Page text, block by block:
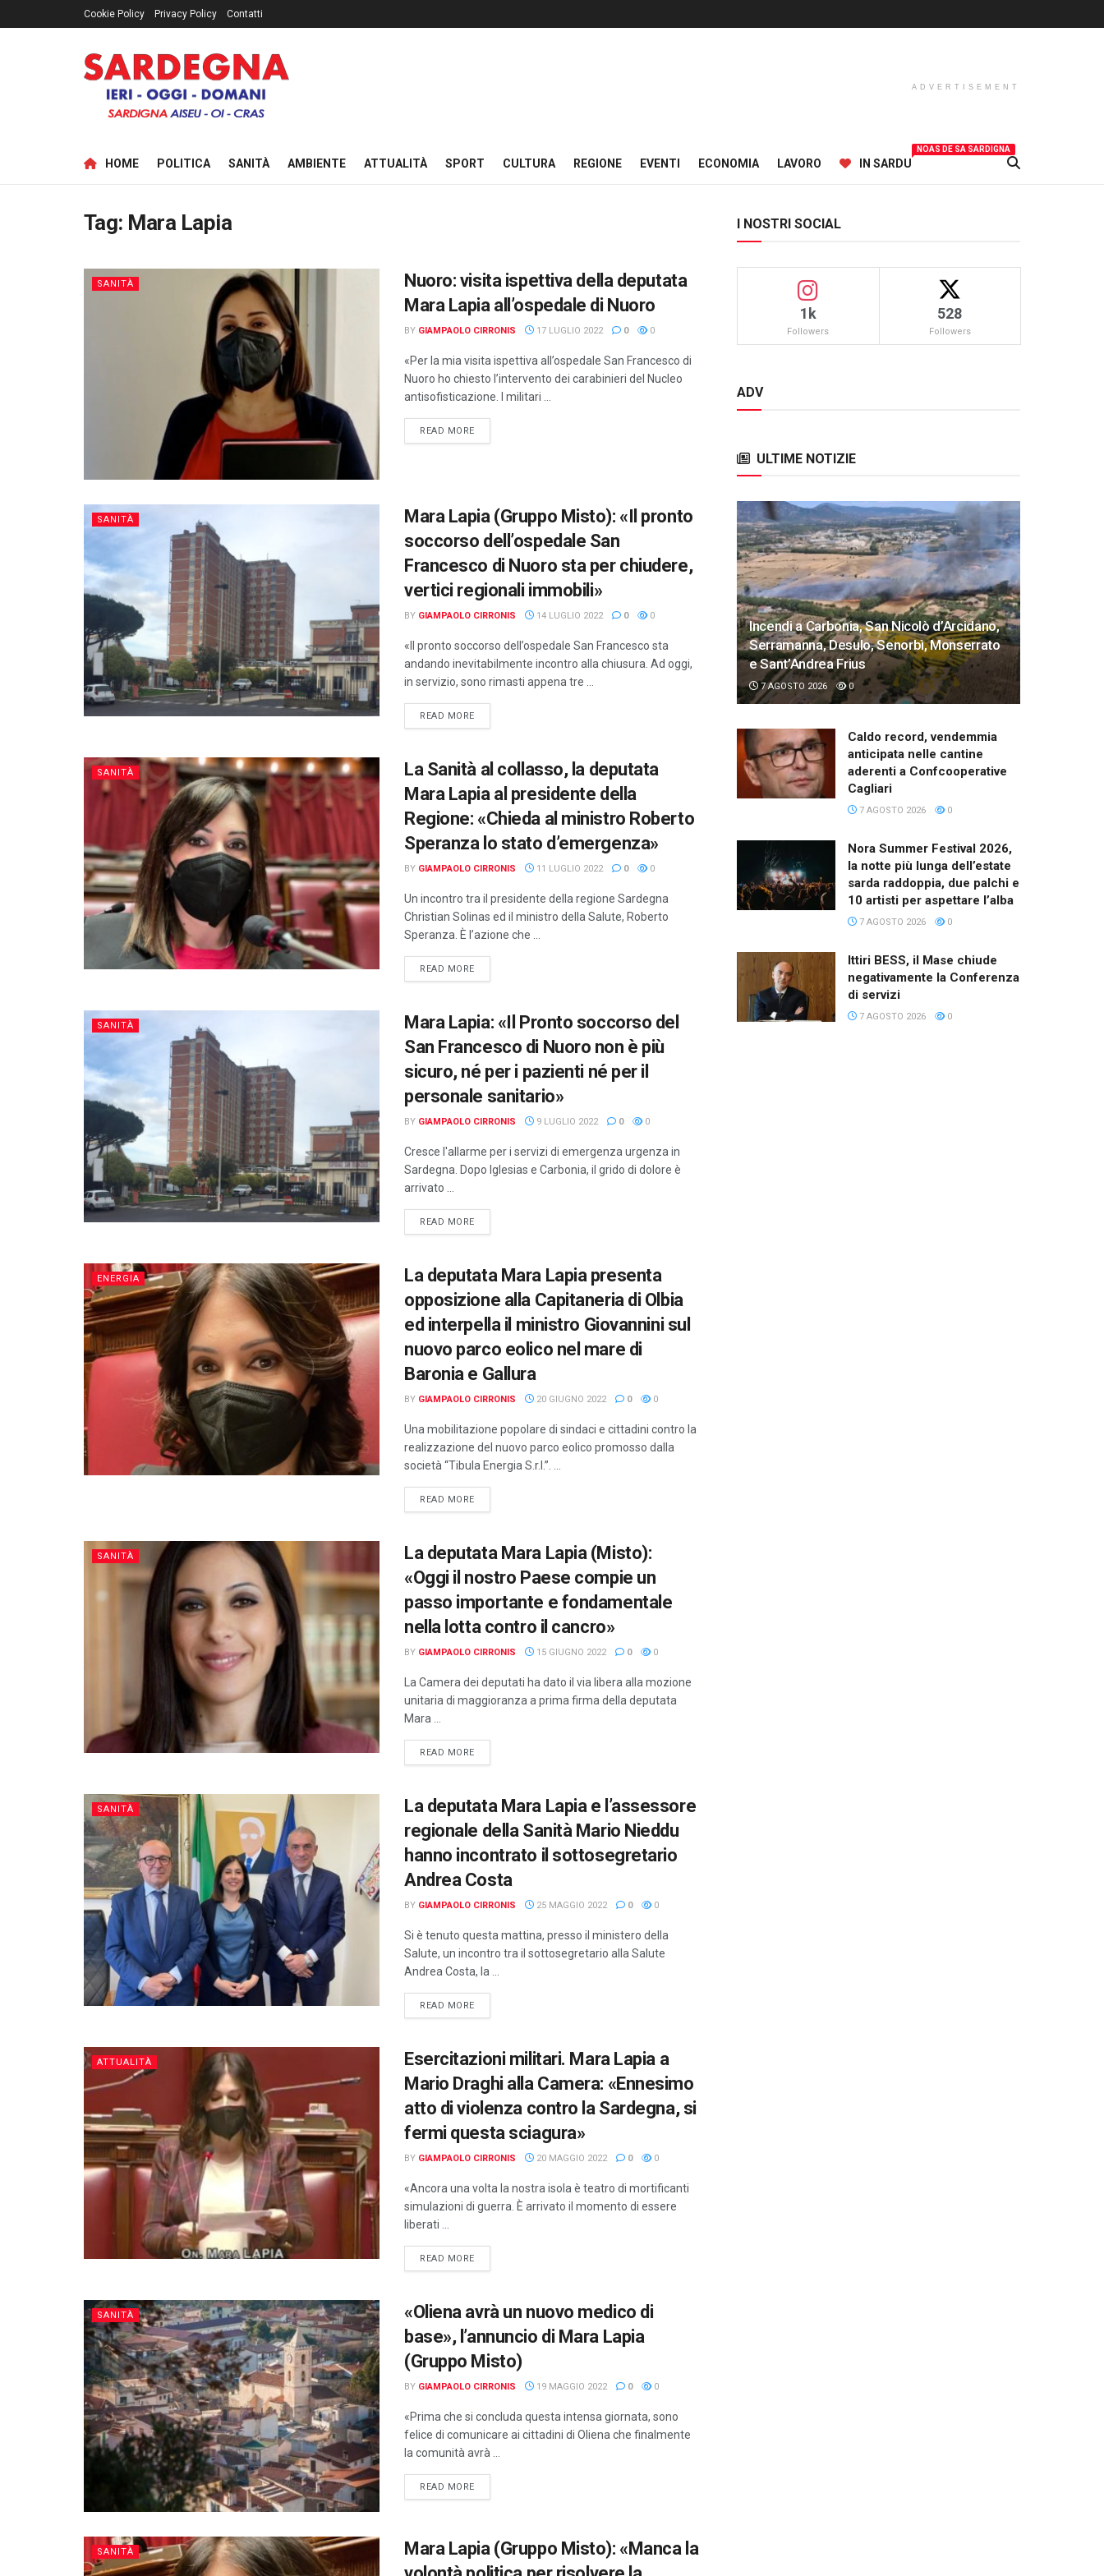
Cookie Policy Privacy Policy Contatti
ADVERTISEMENT
HOME POLITICA SANITÀ AMBIENTE ATTUALITÀ SPORT CULTURA REGIONE EVENTI ECONOMIA LAVORO IN SARDU
NOAS DE SA SARDIGNA
Tag: Mara Lapia
SANITÀ
Nuoro: visita ispettiva della deputata
Mara Lapia all’ospedale di Nuoro
BY GIAMPAOLO CIRRONIS 17 LUGLIO 2022 0 0
«Per la mia visita ispettiva all’ospedale San Francesco di
Nuoro ho chiesto l’intervento dei carabinieri del Nucleo
antisofisticazione. I militari ...
READ MOREDETAILS
SANITÀ
Mara Lapia (Gruppo Misto): «Il pronto
soccorso dell’ospedale San
Francesco di Nuoro sta per chiudere,
vertici regionali immobili»
BY GIAMPAOLO CIRRONIS 14 LUGLIO 2022 0 0
«Il pronto soccorso dell’ospedale San Francesco sta
andando inevitabilmente incontro alla chiusura. Ad oggi,
in servizio, sono rimasti appena tre ...
READ MOREDETAILS
SANITÀ
La Sanità al collasso, la deputata
Mara Lapia al presidente della
Regione: «Chieda al ministro Roberto
Speranza lo stato d’emergenza»
BY GIAMPAOLO CIRRONIS 11 LUGLIO 2022 0 0
Un incontro tra il presidente della regione Sardegna
Christian Solinas ed il ministro della Salute, Roberto
Speranza. È l’azione che ...
READ MOREDETAILS
SANITÀ
Mara Lapia: «Il Pronto soccorso del
San Francesco di Nuoro non è più
sicuro, né per i pazienti né per il
personale sanitario»
BY GIAMPAOLO CIRRONIS 9 LUGLIO 2022 0 0
Cresce l'allarme per i servizi di emergenza urgenza in
Sardegna. Dopo Iglesias e Carbonia, il grido di dolore è
arrivato ...
READ MOREDETAILS
ENERGIA
La deputata Mara Lapia presenta
opposizione alla Capitaneria di Olbia
ed interpella il ministro Giovannini sul
nuovo parco eolico nel mare di
Baronia e Gallura
BY GIAMPAOLO CIRRONIS 20 GIUGNO 2022 0 0
Una mobilitazione popolare di sindaci e cittadini contro la
realizzazione del nuovo parco eolico promosso dalla
società “Tibula Energia S.r.l.”. ...
READ MOREDETAILS
SANITÀ
La deputata Mara Lapia (Misto):
«Oggi il nostro Paese compie un
passo importante e fondamentale
nella lotta contro il cancro»
BY GIAMPAOLO CIRRONIS 15 GIUGNO 2022 0 0
La Camera dei deputati ha dato il via libera alla mozione
unitaria di maggioranza a prima firma della deputata
Mara ...
READ MOREDETAILS
SANITÀ
La deputata Mara Lapia e l’assessore
regionale della Sanità Mario Nieddu
hanno incontrato il sottosegretario
Andrea Costa
BY GIAMPAOLO CIRRONIS 25 MAGGIO 2022 0 0
Si è tenuto questa mattina, presso il ministero della
Salute, un incontro tra il sottosegretario alla Salute
Andrea Costa, la ...
READ MOREDETAILS
ATTUALITÀ
Esercitazioni militari. Mara Lapia a
Mario Draghi alla Camera: «Ennesimo
atto di violenza contro la Sardegna, si
fermi questa sciagura»
BY GIAMPAOLO CIRRONIS 20 MAGGIO 2022 0 0
«Ancora una volta la nostra isola è teatro di mortificanti
simulazioni di guerra. È arrivato il momento di essere
liberati ...
READ MOREDETAILS
SANITÀ
«Oliena avrà un nuovo medico di
base», l’annuncio di Mara Lapia
(Gruppo Misto)
BY GIAMPAOLO CIRRONIS 19 MAGGIO 2022 0 0
«Prima che si concluda questa intensa giornata, sono
felice di comunicare ai cittadini di Oliena che finalmente
la comunità avrà ...
READ MOREDETAILS
SANITÀ
Mara Lapia (Gruppo Misto): «Manca la
I NOSTRI SOCIAL
1k
Followers
528
Followers
ADV
ULTIME NOTIZIE
Incendi a Carbonia, San Nicolò d’Arcidano,
Serramanna, Desulo, Senorbì, Monserrato
e Sant’Andrea Frius
7 AGOSTO 2026 0
Caldo record, vendemmia
anticipata nelle cantine
aderenti a Confcooperative
Cagliari
7 AGOSTO 2026 0
Nora Summer Festival 2026,
la notte più lunga dell’estate
sarda raddoppia, due palchi e
10 artisti per aspettare l’alba
7 AGOSTO 2026 0
Ittiri BESS, il Mase chiude
negativamente la Conferenza
di servizi
7 AGOSTO 2026 0